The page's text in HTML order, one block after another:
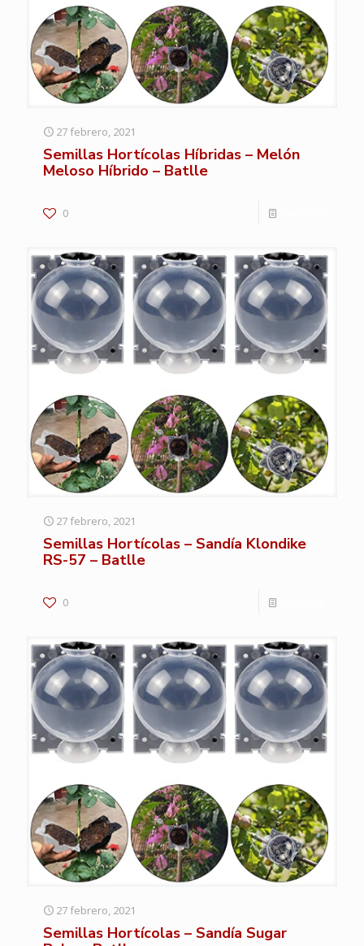
27 febrero, 2021
Semillas Hortícolas Híbridas – Melón
Meloso Híbrido – Batlle
0
27 febrero, 2021
Semillas Hortícolas – Sandía Klondike
RS-57 – Batlle
0
27 febrero, 2021
Semillas Hortícolas – Sandía Sugar